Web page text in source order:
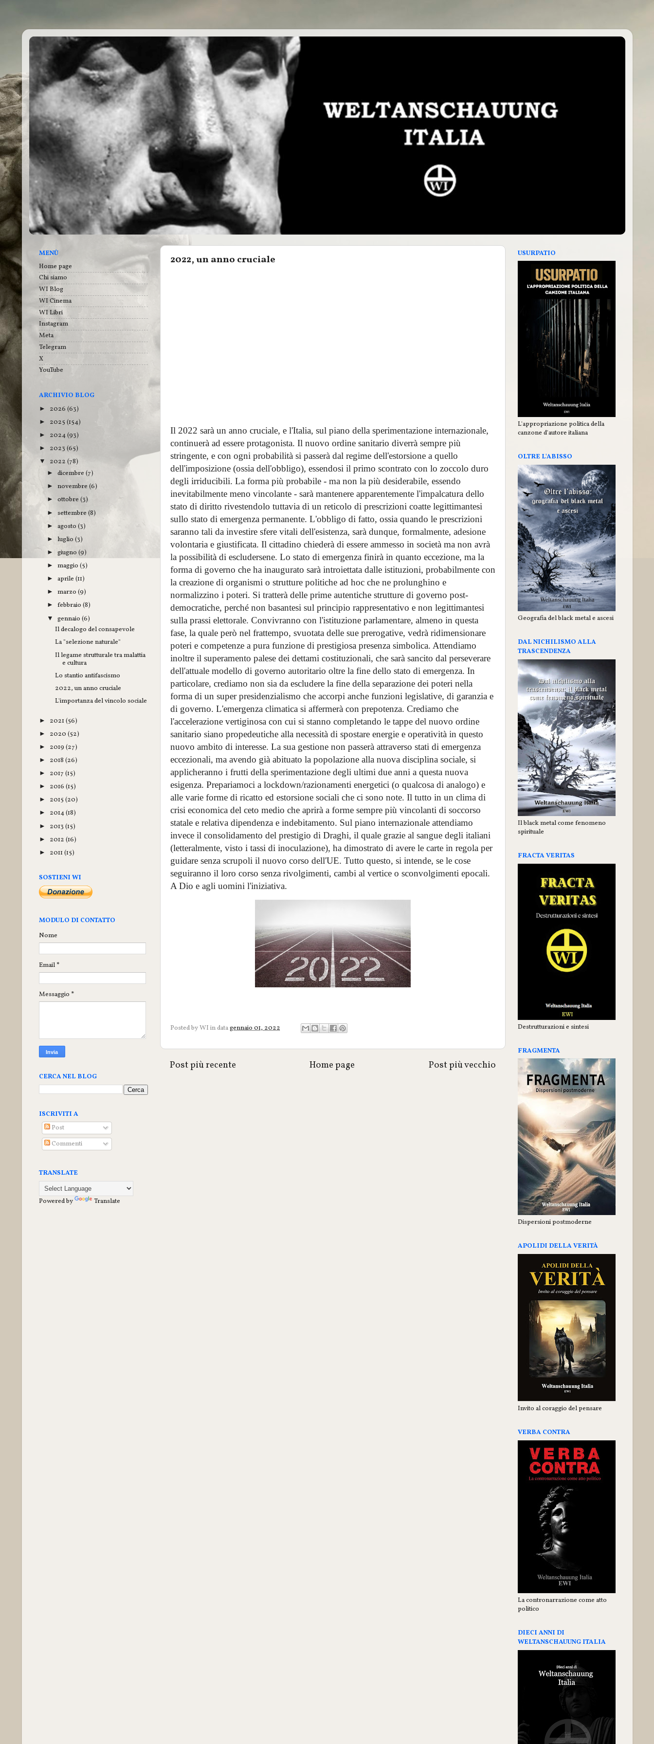
2022, un anno cruciale
Il 2022 sarà un anno cruciale, e l'Italia, sul piano della sperimentazione internazionale,
continuerà ad essere protagonista. Il nuovo ordine sanitario diverrà sempre più
stringente, e con ogni probabilità si passerà dal regime dell'estorsione a quello
dell'imposizione (ossia dell'obbligo), essendosi il primo scontrato con lo zoccolo duro
degli irriducibili. La forma più probabile - ma non la più desiderabile, essendo
inevitabilmente meno vincolante - sarà mantenere apparentemente l'impalcatura dello
stato di diritto rivestendolo tuttavia di un reticolo di prescrizioni coatte legittimantesi
sullo stato di emergenza permanente. L'obbligo di fatto, ossia quando le prescrizioni
saranno tali da investire sfere vitali dell'esistenza, sarà dunque, formalmente, adesione
volontaria e giustificata. Il cittadino chiederà di essere ammesso in società ma non avrà
la possibilità di escludersene. Lo stato di emergenza finirà in quanto eccezione, ma la
forma di governo che ha inaugurato sarà introiettata dalle istituzioni, probabilmente con
la creazione di organismi o strutture politiche ad hoc che ne prolunghino e
normalizzino i poteri. Si tratterà delle prime autentiche strutture di governo post-
democratiche, perché non basantesi sul principio rappresentativo e non legittimantesi
sulla prassi elettorale. Convivranno con l'istituzione parlamentare, almeno in questa
fase, la quale però nel frattempo, svuotata delle sue prerogative, vedrà ridimensionare
poteri e competenze a pura funzione di prestigiosa presenza simbolica. Attendiamo
inoltre il superamento palese dei dettami costituzionali, che sarà sancito dal perseverare
dell'attuale modello di governo autoritario oltre la fine dello stato di emergenza. In
particolare, crediamo non sia da escludere la fine della separazione dei poteri nella
forma di un super presidenzialismo che accorpi anche funzioni legislative, di garanzia e
di governo. L'emergenza climatica si affermerà con prepotenza. Crediamo che
l'accelerazione vertiginosa con cui si stanno completando le tappe del nuovo ordine
sanitario siano propedeutiche alla necessità di spostare energie e operatività in questo
nuovo ambito di interesse. La sua gestione non passerà attraverso stati di emergenza
eccezionali, ma avendo già abituato la popolazione alla nuova disciplina sociale, si
applicheranno i frutti della sperimentazione degli ultimi due anni a questa nuova
esigenza. Prepariamoci a lockdown/razionamenti energetici (o qualcosa di analogo) e
alle varie forme di ricatto ed estorsione sociali che ci sono note. Il tutto in un clima di
crisi economica del ceto medio che aprirà a forme sempre più vincolanti di soccorso
statale e relativa dipendenza e indebitamento. Sul piano internazionale attendiamo
invece il consolidamento del prestigio di Draghi, il quale grazie al sangue degli italiani
(letteralmente, visto i tassi di inoculazione), ha dimostrato di avere le carte in regola per
guidare senza scrupoli il nuovo corso dell'UE. Tutto questo, si intende, se le cose
seguiranno il loro corso senza rivolgimenti, cambi al vertice o sconvolgimenti epocali.
A Dio e agli uomini l'iniziativa.
Posted byWI in datagennaio 01, 2022
Post più recente Post più vecchio
Home page
MENÙ
Home page
Chi siamo
WI Blog
WI Cinema
WI Libri
Instagram
Meta
Telegram
X
YouTube
ARCHIVIO BLOG
► 2026 (63)
► 2025 (154)
► 2024(93)
► 2023 (65)
▼ 2022 (78)
► dicembre (7)
► novembre (6)
► ottobre (3)
► settembre (8)
► agosto (3)
► luglio (3)
► giugno (9)
► maggio (5)
► aprile (11)
► marzo (9)
► febbraio (8)
▼ gennaio (6)
Il decalogo del consapevole
La "selezione naturale"
Il legame strutturale tra malattia
e cultura
Lo stantio antifascismo
2022, un anno cruciale
L'importanza del vincolo sociale
► 2021 (56)
► 2020 (52)
► 2019 (27)
► 2018 (26)
► 2017 (15)
► 2016 (15)
► 2015 (20)
► 2014(18)
► 2013 (15)
► 2012 (16)
► 2011 (15)
SOSTIENI WI
MODULO DI CONTATTO
Nome
Email *
Messaggio *
CERCA NEL BLOG
ISCRIVITI A
Post
Commenti
TRANSLATE
Powered by Translate
USURPATIO
L'appropriazione politica della
canzone d'autore italiana
OLTRE L'ABISSO
Geografia del black metal e ascesi
DAL NICHILISMO ALLA
TRASCENDENZA
Il black metal come fenomeno
spirituale
FRACTA VERITAS
Destrutturazioni e sintesi
FRAGMENTA
Dispersioni postmoderne
APOLIDI DELLA VERITÀ
Invito al coraggio del pensare
VERBA CONTRA
La contronarrazione come atto
politico
DIECI ANNI DI
WELTANSCHAUUNG ITALIA